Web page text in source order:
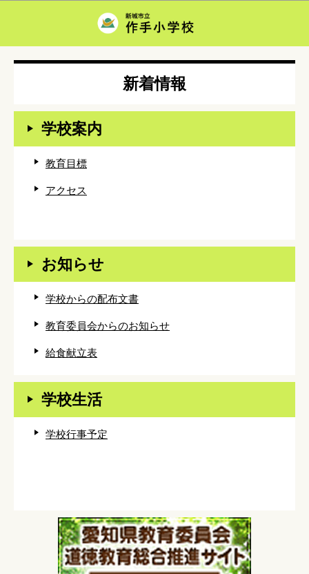
新着情報
学校案内
教育目標
アクセス
お知らせ
学校からの配布文書
教育委員会からのお知らせ
給食献立表
学校生活
学校行事予定